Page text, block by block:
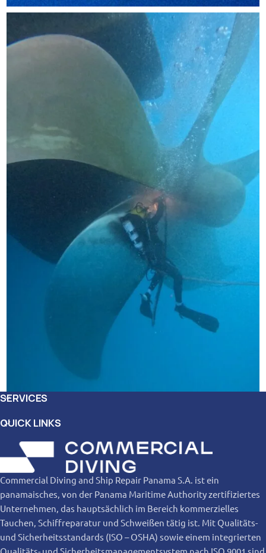
SERVICES
QUICK LINKS
Commercial Diving and Ship Repair Panama S.A. ist ein
panamaisches, von der Panama Maritime Authority zertifiziertes
Unternehmen, das hauptsächlich im Bereich kommerzielles
Tauchen, Schiffreparatur und Schweißen tätig ist. Mit Qualitäts-
und Sicherheitsstandards (ISO – OSHA) sowie einem integrierten